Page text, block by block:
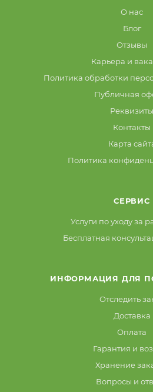
О нас
Блог
Отзывы
Карьера и
Политика обработки
Публичная
Реквизиты
Контакты
Карта
Политика
СЕРВИС
Услуги по уходу за
Бесплатная
ИНФОРМАЦИЯ ДЛЯ
Отследить
Доставка
Оплата
Гарантия и
Хранение
Вопросы и